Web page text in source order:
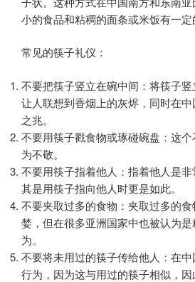
小的食品和粘稠的面条或米饭有一定
常见的筷子礼仪：
不要把筷子竖立在碗中间：将筷子
让人联想到香烟上的灰烬，同时在
之兆。
不要用筷子戳食物或琢碰碗盘：这
为不敬。
不要用筷子指着他人：指着他人是
其是用筷子指向他人时更是如此。
不要夹取过多的食物：夹取过多的
婪，但在很多亚洲国家中也被认为
为。
不要将未用过的筷子传给他人：在
行为，因为这与用过的筷子相似，